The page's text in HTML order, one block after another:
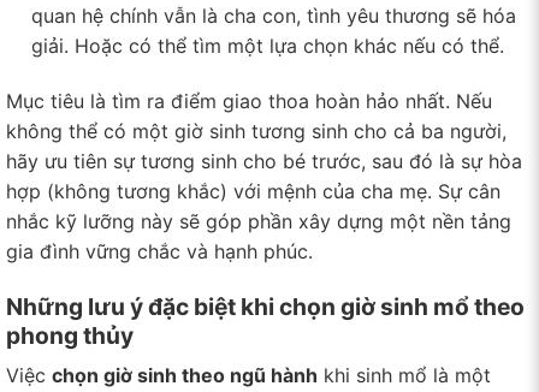
quan hệ chính vẫn là cha con, tình yêu thương sẽ hóa
giải. Hoặc có thể tìm một lựa chọn khác nếu có thể.
Mục tiêu là tìm ra điểm giao thoa hoàn hảo nhất. Nếu
không thể có một giờ sinh tương sinh cho cả ba người,
hãy ưu tiên sự tương sinh cho bé trước, sau đó là sự hòa
hợp (không tương khắc) với mệnh của cha mẹ. Sự cân
nhắc kỹ lưỡng này sẽ góp phần xây dựng một nền tảng
gia đình vững chắc và hạnh phúc.
Những lưu ý đặc biệt khi chọn giờ sinh mổ theo
phong thủy
Việc chọn giờ sinh theo ngũ hành khi sinh mổ là một